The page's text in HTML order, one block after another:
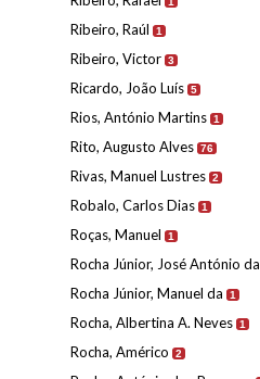
Ribeiro, Raúl 1
Ribeiro, Victor 3
Ricardo, João Luís 5
Rios, António Martins 1
Rito, Augusto Alves 76
Rivas, Manuel Lustres 2
Robalo, Carlos Dias 1
Roças, Manuel 1
Rocha Júnior, José António da
Rocha Júnior, Manuel da 1
Rocha, Albertina A. Neves 1
Rocha, Américo 2